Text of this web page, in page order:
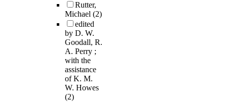
Rutter,
Michael (2)
edited
by D. W.
Goodall, R.
A. Perry ;
with the
assistance
of K. M.
W. Howes
(2)